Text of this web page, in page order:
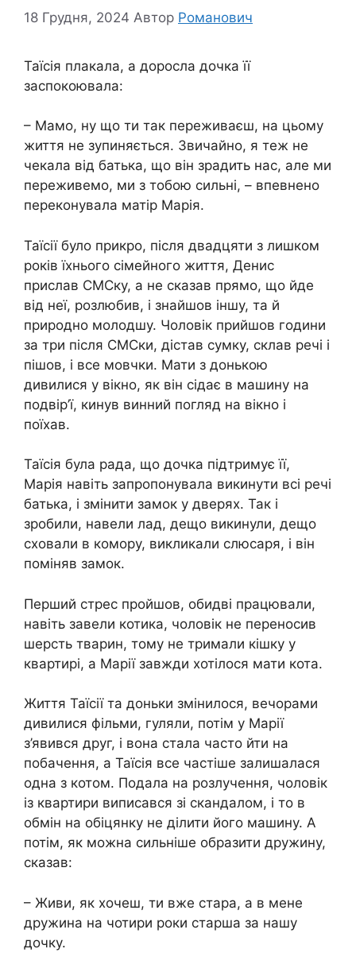
18 Грудня, 2024 Автор Романович
Таїсія плакала, а доросла дочка її
заспокоювала:
– Мамо, ну що ти так переживаєш, на цьому
життя не зупиняється. Звичайно, я теж не
чекала від батька, що він зрадить нас, але ми
переживемо, ми з тобою сильні, – впевнено
переконувала матір Марія.
Таїсії було прикро, після двадцяти з лишком
років їхнього сімейного життя, Денис
прислав СМСку, а не сказав прямо, що йде
від неї, розлюбив, і знайшов іншу, та й
природно молодшу. Чоловік прийшов години
за три після СМСки, дістав сумку, склав речі і
пішов, і все мовчки. Мати з донькою
дивилися у вікно, як він сідає в машину на
подвір’ї, кинув винний погляд на вікно і
поїхав.
Таїсія була рада, що дочка підтримує її,
Марія навіть запропонувала викинути всі речі
батька, і змінити замок у дверях. Так і
зробили, навели лад, дещо викинули, дещо
сховали в комору, викликали слюсаря, і він
поміняв замок.
Перший стрес пройшов, обидві працювали,
навіть завели котика, чоловік не переносив
шерсть тварин, тому не тримали кішку у
квартирі, а Марії завжди хотілося мати кота.
Життя Таїсії та доньки змінилося, вечорами
дивилися фільми, гуляли, потім у Марії
з’явився друг, і вона стала часто йти на
побачення, а Таїсія все частіше залишалася
одна з котом. Подала на розлучення, чоловік
із квартири виписався зі скандалом, і то в
обмін на обіцянку не ділити його машину. А
потім, як можна сильніше образити дружину,
сказав:
– Живи, як хочеш, ти вже стара, а в мене
дружина на чотири роки старша за нашу
дочку.